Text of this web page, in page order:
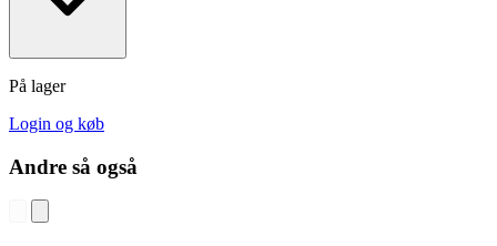
På lager
Login og køb
Andre så også